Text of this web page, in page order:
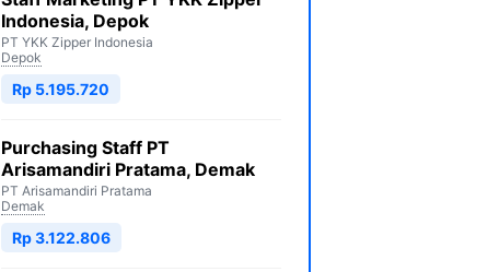
Indonesia, Depok
PT YKK Zipper Indonesia
Depok
Rp 5.195.720
Purchasing Staff PT
Arisamandiri Pratama, Demak
PT Arisamandiri Pratama
Demak
Rp 3.122.806